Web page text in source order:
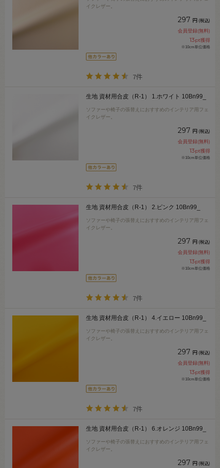
イクレザー。
297 円 (税込)
会員登録(無料)
13pt獲得
※10cm単位価格
7件
生地 資材用合皮（R-1） 1.ホワイト 10Bn99_
ソファーや椅子の張替えにおすすめのインテリア用フェ
イクレザー。
297 円 (税込)
会員登録(無料)
13pt獲得
※10cm単位価格
7件
生地 資材用合皮（R-1） 2.ピンク 10Bn99_
ソファーや椅子の張替えにおすすめのインテリア用フェ
イクレザー。
297 円 (税込)
会員登録(無料)
13pt獲得
※10cm単位価格
7件
生地 資材用合皮（R-1） 4.イエロー 10Bn99_
ソファーや椅子の張替えにおすすめのインテリア用フェ
イクレザー。
297 円 (税込)
会員登録(無料)
13pt獲得
※10cm単位価格
7件
生地 資材用合皮（R-1） 6.オレンジ 10Bn99_
ソファーや椅子の張替えにおすすめのインテリア用フェ
イクレザー。
297 円 (税込)